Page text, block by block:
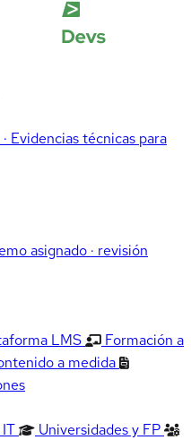
Evidencias técnicas para
asignado · revisión
LMS
Formación a
a medida
Universidades y FP